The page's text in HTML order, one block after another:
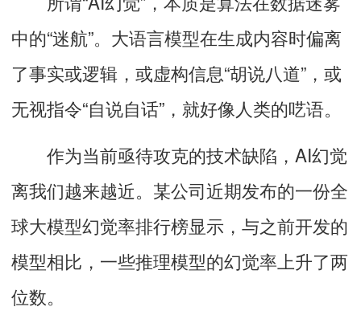
中的“迷航”。大语言模型在生成内容时偏离
了事实或逻辑，或虚构信息“胡说八道”，或
无视指令“自说自话”，就好像人类的呓语。
作为当前亟待攻克的技术缺陷，AI幻觉
离我们越来越近。 某公司近期发布的一份全
球大模型幻觉率排行榜显示，与之前开发的
模型相比，一些推理模型的幻觉率上升了两
位数。